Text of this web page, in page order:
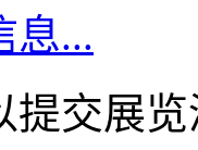
息...
提交展